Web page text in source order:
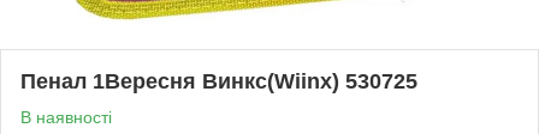
Пенал 1Вересня Винкс(Wiinx) 530725
В наявності